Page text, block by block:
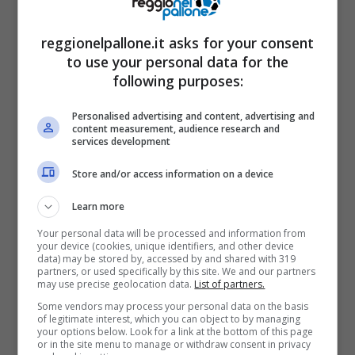
Claudio Ranieri, il successore potrebbe essere Massimiliano
Allegri (Foto da Instagram – officialasroma) –
Non solo, secondo quanto riporta la
redazione de
starebbe valutando l’ex allenatore della
Juventuscome successore di Claudio
che, nonostante l’eccezionale
campionato disputato sino ad ora, ha già
annunciato la volontà di non rinnovare il
reggionelpallone.it asks for your consent
to use your personal data for the
following purposes:
Personalised advertising and content, advertising and
content measurement, audience research and
services development
Store and/or access information on a device
Learn more
Your personal data will be processed and information from
your device (cookies, unique identifiers, and other device
data) may be stored by, accessed by and shared with 319
partners, or used specifically by this site. We and our partners
may use precise geolocation data. List of partners.
Some vendors may process your personal data on the basis
of legitimate interest, which you can object to by managing
your options below. Look for a link at the bottom of this page
or in the site menu to manage or withdraw consent in privacy